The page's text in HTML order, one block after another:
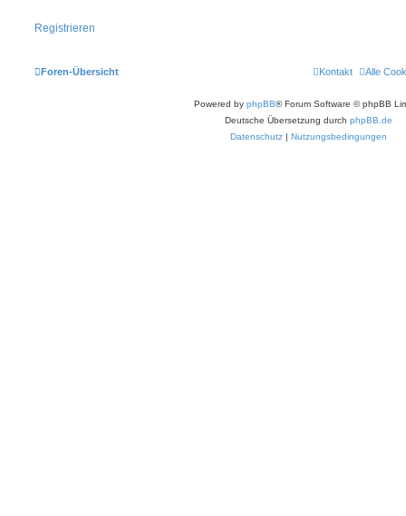
Registrieren
Foren-Übersicht Alle
Kontakt
Powered by phpBB® Forum Software © phpBB
Deutsche Übersetzung durch phpBB.de
Datenschutz | Nutzungsbedingungen